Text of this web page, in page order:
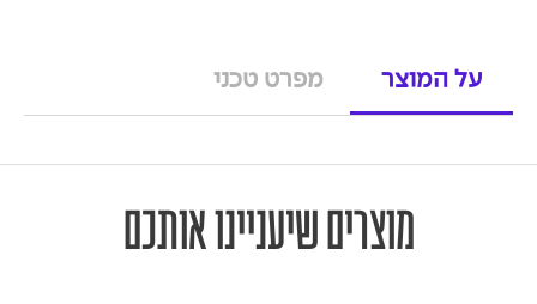
על המוצר מפרט טכני
מוצרים שיעניינו אותכם